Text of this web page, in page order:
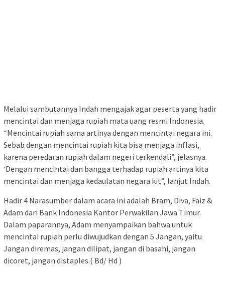
Melalui sambutannya Indah mengajak agar peserta yang hadir
mencintai dan menjaga rupiah mata uang resmi Indonesia.
“Mencintai rupiah sama artinya dengan mencintai negara ini.
Sebab dengan mencintai rupiah kita bisa menjaga inflasi,
karena peredaran rupiah dalam negeri terkendali”, jelasnya.
‘Dengan mencintai dan bangga terhadap rupiah artinya kita
mencintai dan menjaga kedaulatan negara kit”, lanjut Indah.
Hadir 4 Narasumber dalam acara ini adalah Bram, Diva, Faiz &
Adam dari Bank Indonesia Kantor Perwakilan Jawa Timur.
Dalam paparannya, Adam menyampaikan bahwa untuk
mencintai rupiah perlu diwujudkan dengan 5 Jangan, yaitu
Jangan diremas, jangan dilipat, jangan di basahi, jangan
dicoret, jangan distaples.( Bd/ Hd )